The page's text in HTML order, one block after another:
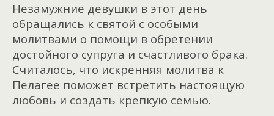
Незамужние девушки в этот день
обращались к святой с особыми
молитвами о помощи в обретении
достойного супруга и счастливого брака.
Считалось, что искренняя молитва к
Пелагее поможет встретить настоящую
любовь и создать крепкую семью.